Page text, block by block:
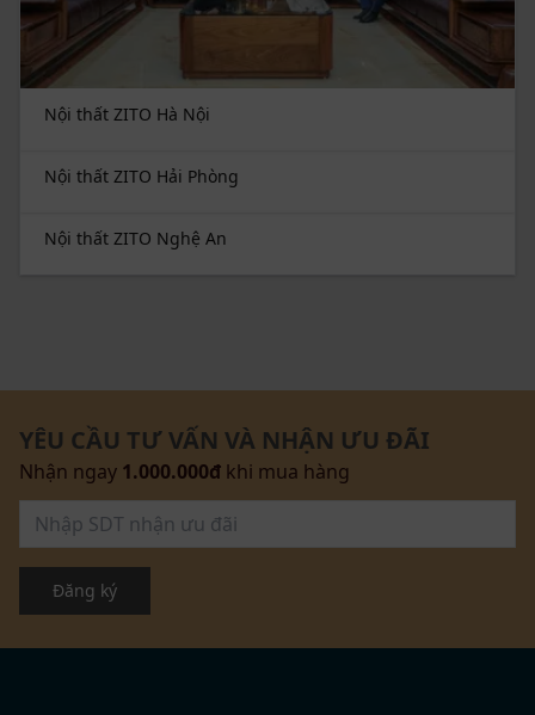
Nội thất ZITO Hà Nội
Nội thất ZITO Hải Phòng
Nội thất ZITO Nghệ An
YÊU CẦU TƯ VẤN VÀ NHẬN ƯU ĐÃI
Nhận ngay 1.000.000đ khi mua hàng
Đăng ký